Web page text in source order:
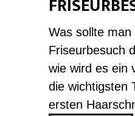
Was sollte
Friseurbesuch
wie wird es ein
die wichtigsten
ersten